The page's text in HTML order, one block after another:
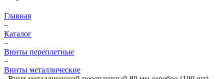
Главная
–
Каталог
–
Винты переплетные
–
Винты металлические